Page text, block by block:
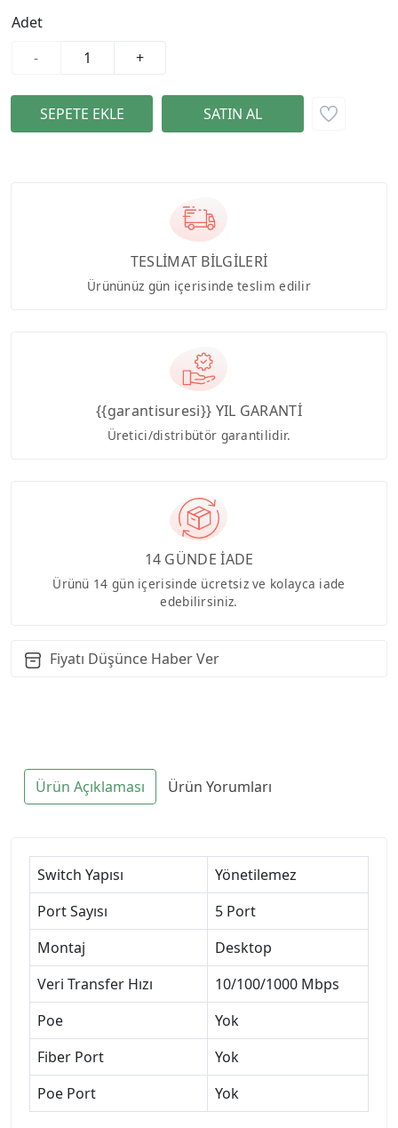
Adet
-
+
TESLİMAT BİLGİLERİ
Ürününüz gün içerisinde teslim edilir
{{garantisuresi}} YIL GARANTİ
Üretici/distribütör garantilidir.
14 GÜNDE İADE
Ürünü 14 gün içerisinde ücretsiz ve kolayca iade
edebilirsiniz.
Fiyatı Düşünce Haber Ver
Ürün Açıklaması Ürün Yorumları
Switch Yapısı
Yönetilemez
Port Sayısı
5 Port
Montaj
Desktop
Veri Transfer Hızı
10/100/1000 Mbps
Poe
Yok
Fiber Port
Yok
Poe Port
Yok